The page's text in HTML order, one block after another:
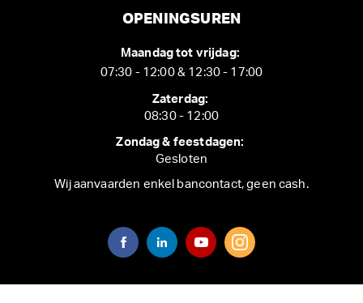
OPENINGSUREN
Maandag tot vrijdag:
07:30 - 12:00 & 12:30 - 17:00
Zaterdag:
08:30 - 12:00
Zondag & feestdagen:
Gesloten
Wij aanvaarden enkel bancontact, geen cash.